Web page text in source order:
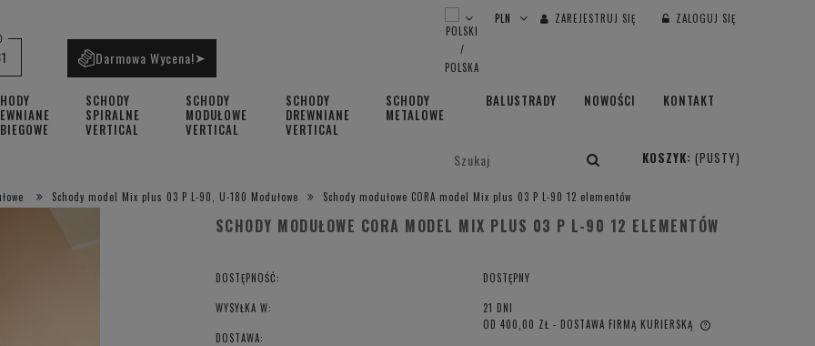
ZAREJESTRUJ SIĘ ZALOGUJ SIĘ
SCHODY
SPIRALNE
VERTICAL
SCHODY
MODUŁOWE
VERTICAL
SCHODY
DREWNIANE
VERTICAL
SCHODY
METALOWE
BALUSTRADY NOWOŚCI KONTAKT
Darmowa Wycena!➤
KOSZYK: (PUSTY)
Schody model Mix plus 03 P L-90, U-180 Modułowe Schody modułowe CORA model Mix plus 03 P L-90 12 elementów
SCHODY MODUŁOWE CORA MODEL MIX PLUS 03 P L-90 12 ELEMENTÓW
DOSTĘPNOŚĆ: DOSTĘPNY
WYSYŁKA W: 21 DNI
DOSTAWA:
OD 400,00 ZŁ - DOSTAWA FIRMĄ KURIERSKĄ